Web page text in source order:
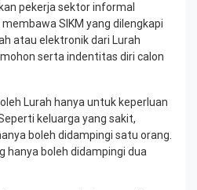
pekerja sektor informal
SIKM yang dilengkapi
atau elektronik dari Lurah
serta indentitas diri calon
Lurah hanya untuk keperluan
keluarga yang sakit,
boleh didampingi satu orang.
hanya boleh didampingi dua